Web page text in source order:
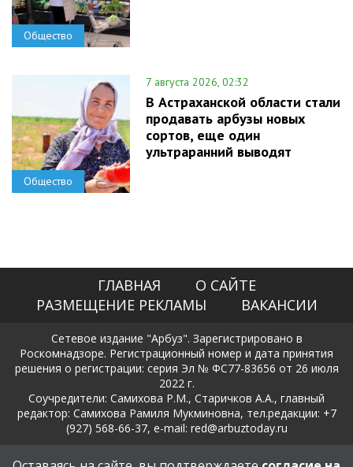
Общество
Общество
7 августа 2026, 02:32
В Астраханской области стали
продавать арбузы новых
сортов, еще один
ультраранний выводят
ГЛАВНАЯ
О САЙТЕ
РАЗМЕЩЕНИЕ РЕКЛАМЫ
ВАКАНСИИ
Сетевое издание "Арбуз". Зарегистрировано в
Роскомнадзоре. Регистрационный номер и дата принятия
решения о регистрации: серия Эл № ФС77-83656 от 26 июля
2022 г.
Соучредители: Самихова Р.М., Старичков А.А., главный
редактор: Самихова Рамиля Мукминовна, тел.редакции: +7
(927) 568-66-37, e-mail: red@arbuztoday.ru
Политика в отношении обработки и защиты персональных